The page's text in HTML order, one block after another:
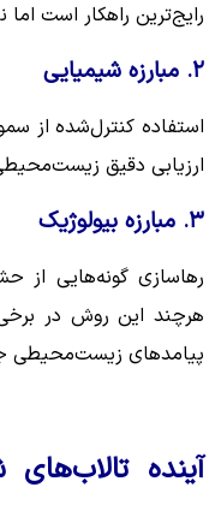
رایج‌ترین راهکار است اما
۲. مبارزه شیمیایی
استفاده کنترل‌شده از
ارزیابی دقیق
۳. مبارزه بیولوژیک
رهاسازی گونه‌هایی از
هرچند این روش در
پیامدهای زیست‌محیطی
آینده